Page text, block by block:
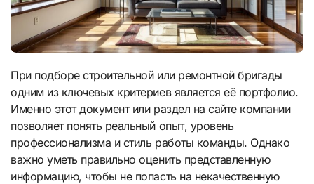
При подборе строительной или ремонтной бригады
одним из ключевых критериев является её портфолио.
Именно этот документ или раздел на сайте компании
позволяет понять реальный опыт, уровень
профессионализма и стиль работы команды. Однако
важно уметь правильно оценить представленную
информацию, чтобы не попасть на некачественную